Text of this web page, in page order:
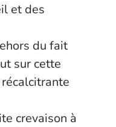
et des
du fait
sur cette
crevaison à